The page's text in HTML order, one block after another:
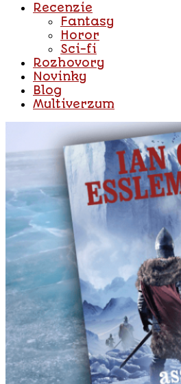
Recenzie
Fantasy
Horor
Sci-fi
Rozhovory
Novinky
Blog
Multiverzum